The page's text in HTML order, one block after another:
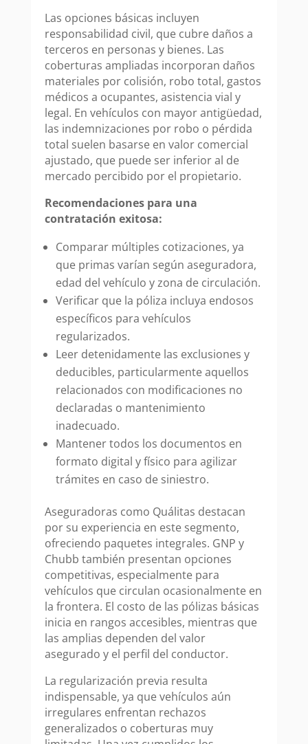
Las opciones básicas incluyen
responsabilidad civil, que cubre daños a
terceros en personas y bienes. Las
coberturas ampliadas incorporan daños
materiales por colisión, robo total, gastos
médicos a ocupantes, asistencia vial y
legal. En vehículos con mayor antigüedad,
las indemnizaciones por robo o pérdida
total suelen basarse en valor comercial
ajustado, que puede ser inferior al de
mercado percibido por el propietario.
Recomendaciones para una
contratación exitosa:
Comparar múltiples cotizaciones, ya
que primas varían según aseguradora,
edad del vehículo y zona de circulación.
Verificar que la póliza incluya endosos
específicos para vehículos
regularizados.
Leer detenidamente las exclusiones y
deducibles, particularmente aquellos
relacionados con modificaciones no
declaradas o mantenimiento
inadecuado.
Mantener todos los documentos en
formato digital y físico para agilizar
trámites en caso de siniestro.
Aseguradoras como Quálitas destacan
por su experiencia en este segmento,
ofreciendo paquetes integrales. GNP y
Chubb también presentan opciones
competitivas, especialmente para
vehículos que circulan ocasionalmente en
la frontera. El costo de las pólizas básicas
inicia en rangos accesibles, mientras que
las amplias dependen del valor
asegurado y el perfil del conductor.
La regularización previa resulta
indispensable, ya que vehículos aún
irregulares enfrentan rechazos
generalizados o coberturas muy